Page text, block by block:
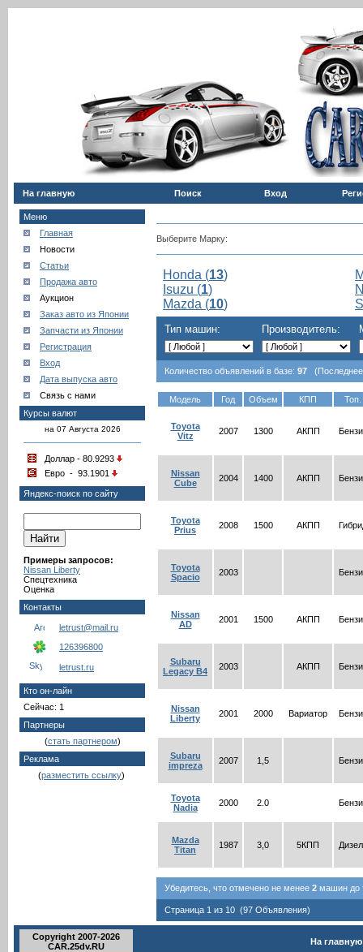
На главную Поиск Вход
Меню
Главная
Новости
Статьи
Продажа авто
Аукцион
Заказ авто из Японии
Запчасти из Японии
Регистрация
Вход
Дата выпуска авто
Связь с нами
Курсы валют
на 07 Августа 2026
Доллар - 80.9293
Евро - 93.1901
Яндекс-поиск по сайту
Примеры запросов:
Nissan Liberty
Спецтехника
Оценка
Контакты
letrust@mail.ru
126396800
letrust.ru
Кто он-лайн
Сейчас: 1
Партнеры
(стать партнером)
Реклама
(разместить ссылку)
Выберите Марку:
Honda (13)
Isuzu (1)
Mazda (10)
Тип машин: Производитель:
Количество объявлений в базе: 97 (Последнее
Модель Год Объем КПП Топ.
Toyota
Vitz
2007 1300 АКПП
Nissan
Cube
2004 1400 АКПП
Toyota
Prius
2008 1500 АКПП
Toyota
Spacio
2003
Nissan
AD
2001 1500 АКПП
Subaru
Legacy B4
2003 АКПП
Nissan
Liberty
2001 2000 Вариатор
Subaru
impreza
2007 1,5
Toyota
Nadia
2000 2.0
Mazda
Titan
1987 3,0 5КПП
Убедитесь, что отмечено не менее 2 машин до
Страница 1 из 10 (97 Объявления)
Copyright 2007-2026
CAR.25dv.RU
На главную